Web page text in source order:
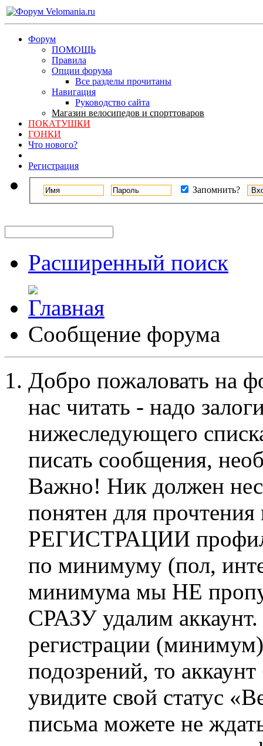
Форум
ПОМОЩЬ
Правила
Опции форума
Все разделы прочитаны
Навигация
Руководство сайта
Магазин велосипедов и спорттоваров
ПОКАТУШКИ
ГОНКИ
Что нового?
Регистрация
Запомнить?
Расширенный поиск
Сообщение форума
Добро пожаловать на
нас читать - надо
нижеследующего
писать сообщения,
Важно! Ник должен
понятен для
РЕГИСТРАЦИИ профиль
по минимуму (пол,
минимума мы НЕ
СРАЗУ удалим
регистрации
подозрений, то
увидите свой статус
письма можете не